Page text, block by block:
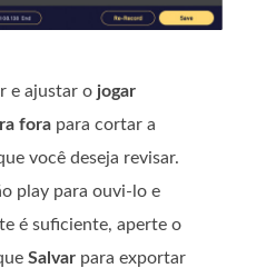
e ajustar o jogar
fora para cortar a
você deseja revisar.
play para ouvi-lo e
é suficiente, aperte o
Salvar para exportar